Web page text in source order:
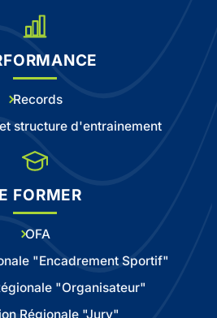
Records
structure d'entrainement
FORMER
OFA
"Encadrement Sportif"
"Organisateur"
Régionale "Jury"